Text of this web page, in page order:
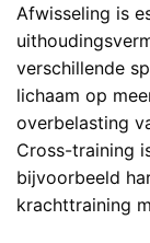
Afwisseling is
verschillende
lichaam op
overbelasting
Cross-training
bijvoorbeeld
krachttraining